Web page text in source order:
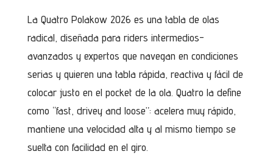
La Quatro Polakow 2026 es una tabla de olas
radical, diseñada para riders intermedios-
avanzados y expertos que navegan en condiciones
serias y quieren una tabla rápida, reactiva y fácil de
colocar justo en el pocket de la ola. Quatro la define
como “fast, drivey and loose”: acelera muy rápido,
mantiene una velocidad alta y al mismo tiempo se
suelta con facilidad en el giro.